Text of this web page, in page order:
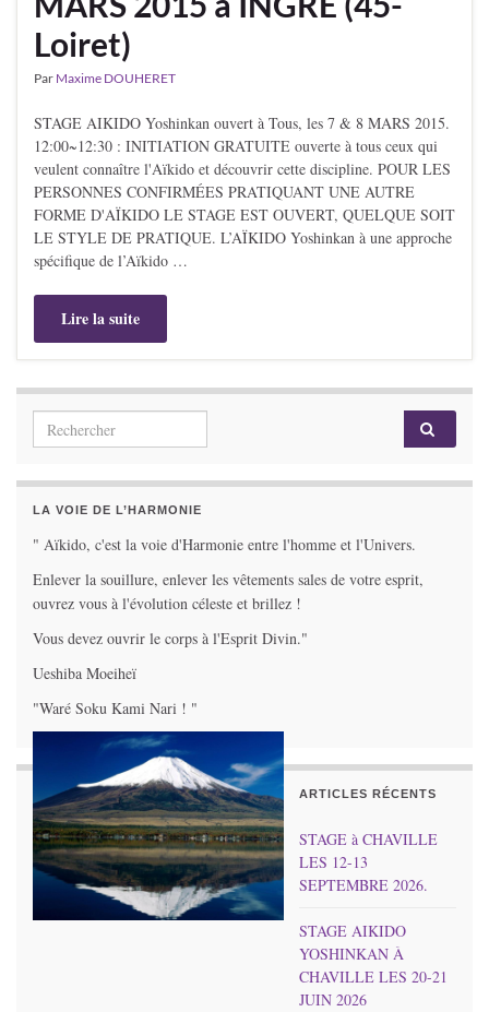
Loiret)
Par Maxime DOUHERET
STAGE AIKIDO Yoshinkan ouvert à Tous, les 7 & 8 MARS 2015.
12:00~12:30 : INITIATION GRATUITE ouverte à tous ceux qui
veulent connaître l'Aïkido et découvrir cette discipline. POUR LES
PERSONNES CONFIRMÉES PRATIQUANT UNE AUTRE
FORME D'AÏKIDO LE STAGE EST OUVERT, QUELQUE SOIT
LE STYLE DE PRATIQUE. L’AÏKIDO Yoshinkan à une approche
spécifique de l’Aïkido …
Lire la suite
Search for:
LA VOIE DE L’HARMONIE
" Aïkido, c'est la voie d'Harmonie entre l'homme et l'Univers.
Enlever la souillure, enlever les vêtements sales de votre esprit,
ouvrez vous à l'évolution céleste et brillez !
Vous devez ouvrir le corps à l'Esprit Divin."
Ueshiba Moeiheï
"Waré Soku Kami Nari ! "
ARTICLES RÉCENTS
STAGE à CHAVILLE
LES 12-13
SEPTEMBRE 2026.
STAGE AIKIDO
YOSHINKAN À
CHAVILLE LES 20-21
JUIN 2026